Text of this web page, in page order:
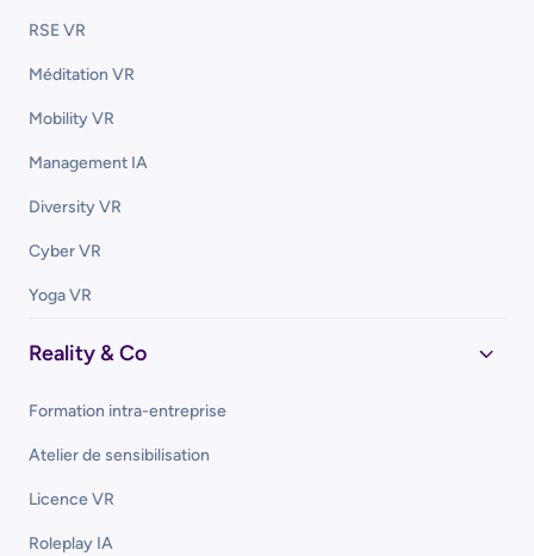
RSE VR
Méditation VR
Mobility VR
Management IA
Diversity VR
Cyber VR
Yoga VR
Reality & Co
Formation intra-entreprise
Atelier de sensibilisation
Licence VR
Roleplay IA